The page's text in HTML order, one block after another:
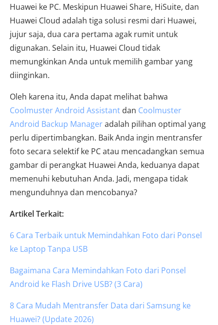
Huawei ke PC. Meskipun Huawei Share, HiSuite, dan
Huawei Cloud adalah tiga solusi resmi dari Huawei,
jujur ​​saja, dua cara pertama agak rumit untuk
digunakan. Selain itu, Huawei Cloud tidak
memungkinkan Anda untuk memilih gambar yang
diinginkan.
Oleh karena itu, Anda dapat melihat bahwa
Coolmuster Android Assistant dan Coolmuster
Android Backup Manageradalah pilihan optimal yang
perlu dipertimbangkan. Baik Anda ingin mentransfer
foto secara selektif ke PC atau mencadangkan semua
gambar di perangkat Huawei Anda, keduanya dapat
memenuhi kebutuhan Anda. Jadi, mengapa tidak
mengunduhnya dan mencobanya?
Artikel Terkait:
6 Cara Terbaik untuk Memindahkan Foto dari Ponsel
ke Laptop Tanpa USB
Bagaimana Cara Memindahkan Foto dari Ponsel
Android ke Flash Drive USB? (3 Cara)
8 Cara Mudah Mentransfer Data dari Samsung ke
Huawei? (Update 2026)